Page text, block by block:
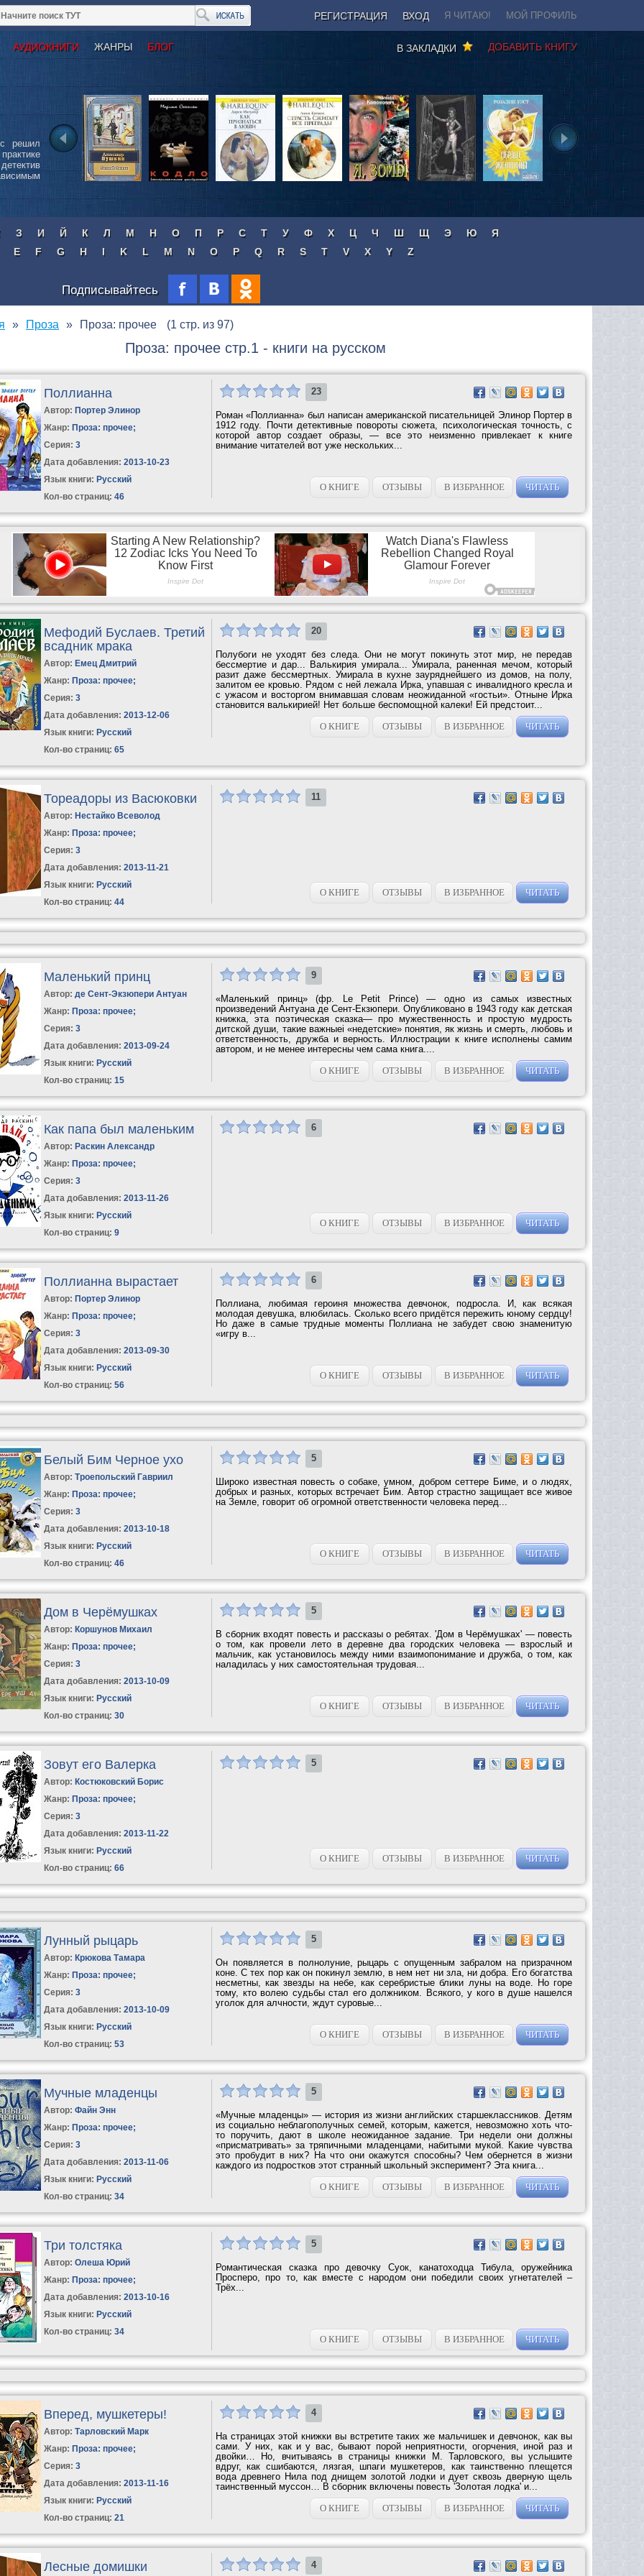
РЕГИСТРАЦИЯ ВХОД Я ЧИТАЮ! МОЙ ПРОФИЛЬ
АУДИОКНИГИ ЖАНРЫ БЛОГ ДОБАВИТЬ КНИГУ
В ЗАКЛАДКИ
решил
З И Й К Л М Н О П Р С Т У Ф Х Ц Ч Ш Щ Э Ю
Я
E
F G H I K L M N O P Q R S T V X Y Z
Подписывайтесь
Проза Проза: прочее (1 стр. из 97)
Проза: прочее стр.1 - книги на русском
Поллианна
Автор: Портер Элинор
Жанр: Проза: прочее;
Серия:3
Дата добавления: 2013-10-23
Язык книги: Русский
Кол-во страниц: 46
23
Роман «Поллианна» был написан американской писательницей Элинор Портер в
1912 году. Почти детективные повороты сюжета, психологическая точность, с
которой автор создает образы, — все это неизменно привлекает к книге
внимание читателей вот уже нескольких...
О КНИГЕ ОТЗЫВЫ В ИЗБРАННОЕ ЧИТАТЬ
Мефодий Буслаев. Третий
всадник мрака
Автор: Емец Дмитрий
Жанр: Проза: прочее;
Серия:3
Дата добавления: 2013-12-06
Язык книги: Русский
Кол-во страниц: 65
20
Полубоги не уходят без следа. Они не могут покинуть этот мир, не передав
бессмертие и дар... Валькирия умирала... Умирала, раненная мечом, который
разит даже бессмертных. Умирала в кухне зауряднейшего из домов, на полу,
залитом ее кровью. Рядом с ней лежала Ирка, упавшая с инвалидного кресла и
с ужасом и восторгом внимавшая словам неожиданной «гостьи». Отныне Ирка
становится валькирией! Нет больше беспомощной калеки! Ей предстоит...
О КНИГЕ
ОТЗЫВЫ В ИЗБРАННОЕ ЧИТАТЬ
Тореадоры из Васюковки
Автор: Нестайко Всеволод
Жанр: Проза: прочее;
Серия:3
Дата добавления: 2013-11-21
Язык книги: Русский
Кол-во страниц: 44
11
О КНИГЕ ОТЗЫВЫ В ИЗБРАННОЕ ЧИТАТЬ
Маленький принц
Автор:де Сент-Экзюпери Антуан
Жанр: Проза: прочее;
Серия:3
Дата добавления: 2013-09-24
Язык книги: Русский
Кол-во страниц: 15
9
«Маленький принц» (фр. Le Petit Prince) — одно из самых известных
произведений Антуана де Сент-Екзюпери. Опубликовано в 1943 году как детская
книжка, эта поэтическая сказка— про мужественность и простую мудрость
дитской души, такие важныеі «недетские» понятия, як жизнь и смерть, любовь и
ответственность, дружба и верность. Иллюстрации к книге исполнены самим
автором, и не менее интересны чем сама книга....
О КНИГЕ
ОТЗЫВЫ В ИЗБРАННОЕ ЧИТАТЬ
Как папа был маленьким
Автор: Раскин Александр
Жанр: Проза: прочее;
Серия:3
Дата добавления: 2013-11-26
Язык книги: Русский
Кол-во страниц: 9
6
О КНИГЕ ОТЗЫВЫ В ИЗБРАННОЕ ЧИТАТЬ
Поллианна вырастает
Автор: Портер Элинор
Жанр: Проза: прочее;
Серия:3
Дата добавления: 2013-09-30
Язык книги: Русский
Кол-во страниц: 56
6
Поллиана, любимая героиня множества девчонок, подросла. И, как всякая
молодая девушка, влюбилась. Сколько всего придётся пережить юному сердцу!
Но даже в самые трудные моменты Поллиана не забудет свою знаменитую
«игру в...
О КНИГЕ ОТЗЫВЫ В ИЗБРАННОЕ ЧИТАТЬ
Белый Бим Черное ухо
Автор:Троепольский Гавриил
Жанр: Проза: прочее;
Серия:3
Дата добавления: 2013-10-18
Язык книги: Русский
Кол-во страниц: 46
5
Широко известная повесть о собаке, умном, добром сеттере Биме, и о людях,
добрых и разных, которых встречает Бим. Автор страстно защищает все живое
на Земле, говорит об огромной ответственности человека перед...
О КНИГЕ ОТЗЫВЫ В ИЗБРАННОЕ ЧИТАТЬ
Дом в Черёмушках
Автор: Коршунов Михаил
Жанр: Проза: прочее;
Серия:3
Дата добавления: 2013-10-09
Язык книги: Русский
Кол-во страниц: 30
5
В сборник входят повесть и рассказы о ребятах. 'Дом в Черёмушках' — повесть
о том, как провели лето в деревне два городских человека — взрослый и
мальчик, как установилось между ними взаимопонимание и дружба, о том, как
наладилась у них самостоятельная трудовая...
О КНИГЕ ОТЗЫВЫ В ИЗБРАННОЕ ЧИТАТЬ
Зовут его Валерка
Автор: Костюковский Борис
Жанр: Проза: прочее;
Серия:3
Дата добавления: 2013-11-22
Язык книги: Русский
Кол-во страниц: 66
5
О КНИГЕ ОТЗЫВЫ В ИЗБРАННОЕ ЧИТАТЬ
Лунный рыцарь
Автор: Крюкова Тамара
Жанр: Проза: прочее;
Серия:3
Дата добавления: 2013-10-09
Язык книги: Русский
Кол-во страниц: 53
5
Он появляется в полнолуние, рыцарь с опущенным забралом на призрачном
коне. С тех пор как он покинул землю, в нем нет ни зла, ни добра. Его богатства
несметны, как звезды на небе, как серебристые блики луны на воде. Но горе
тому, кто волею судьбы стал его должником. Всякого, у кого в душе нашелся
уголок для алчности, ждут суровые...
О КНИГЕ ОТЗЫВЫ В ИЗБРАННОЕ ЧИТАТЬ
Мучные младенцы
Автор:Файн Энн
Жанр: Проза: прочее;
Серия:3
Дата добавления: 2013-11-06
Язык книги: Русский
Кол-во страниц: 34
5
«Мучные младенцы» — история из жизни английских старшеклассников. Детям
из социально неблагополучных семей, которым, кажется, невозможно хоть что-
то поручить, дают в школе неожиданное задание. Три недели они должны
«присматривать» за тряпичными младенцами, набитыми мукой. Какие чувства
это пробудит в них? На что они окажутся способны? Чем обернется в жизни
каждого из подростков этот странный школьный эксперимент? Эта книга...
О КНИГЕ
ОТЗЫВЫ В ИЗБРАННОЕ ЧИТАТЬ
Три толстяка
Автор:Олеша Юрий
Жанр: Проза: прочее;
Дата добавления: 2013-10-16
Язык книги: Русский
Кол-во страниц: 34
5
Романтическая сказка про девочку Суок, канатоходца Тибула, оружейника
Просперо, про то, как вместе с народом они победили своих угнетателей –
Трёх...
О КНИГЕ ОТЗЫВЫ В ИЗБРАННОЕ ЧИТАТЬ
Вперед, мушкетеры!
Автор:Тарловский Марк
Жанр: Проза: прочее;
Серия:3
Дата добавления: 2013-11-16
Язык книги: Русский
Кол-во страниц: 21
4
На страницах этой книжки вы встретите таких же мальчишек и девчонок, как вы
сами. У них, как и у вас, бывают порой неприятности, огорчения, иной раз и
двойки… Но, вчитываясь в страницы книжки М. Тарловского, вы услышите
вдруг, как сшибаются, лязгая, шпаги мушкетеров, как таинственно плещется
вода древнего Нила под днищем золотой лодки и дует сквозь дверную щель
таинственный муссон… В сборник включены повесть 'Золотая лодка' и...
О КНИГЕ
ОТЗЫВЫ В ИЗБРАННОЕ ЧИТАТЬ
Лесные домишки 4